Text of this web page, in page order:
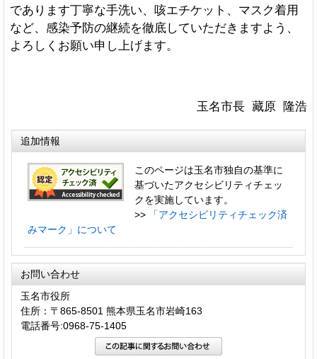
であります丁寧な手洗い、咳エチケット、マスク着用
など、感染予防の継続を徹底していただきますよう、
よろしくお願い申し上げます。
玉名市長 藏原 隆浩
追加情報
このページは玉名市独自の基準に
基づいたアクセシビリティチェッ
クを実施しています。
>>
「アクセシビリティチェック済
みマーク」について
お問い合わせ
玉名市役所
住所：〒865-8501 熊本県玉名市岩崎163
電話番号:0968-75-1405